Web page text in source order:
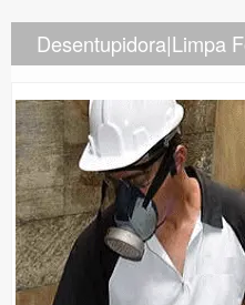
Desentupidora|Limpa